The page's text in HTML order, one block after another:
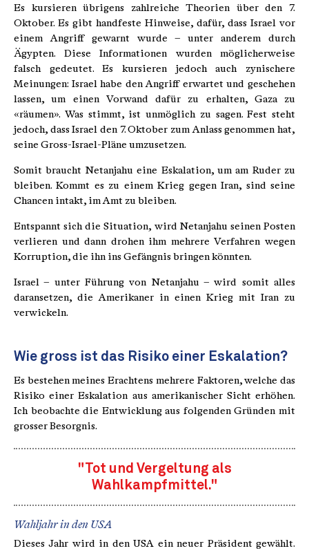
Es kursieren übrigens zahlreiche Theorien über den 7.
Oktober. Es gibt handfeste Hinweise, dafür, dass Israel vor
einem Angriff gewarnt wurde – unter anderem durch
Ägypten. Diese Informationen wurden möglicherweise
falsch gedeutet. Es kursieren jedoch auch zynischere
Meinungen: Israel habe den Angriff erwartet und geschehen
lassen, um einen Vorwand dafür zu erhalten, Gaza zu
«räumen». Was stimmt, ist unmöglich zu sagen. Fest steht
jedoch, dass Israel den 7. Oktober zum Anlass genommen hat,
seine Gross-Israel-Pläne umzusetzen.
Somit braucht Netanjahu eine Eskalation, um am Ruder zu
bleiben. Kommt es zu einem Krieg gegen Iran, sind seine
Chancen intakt, im Amt zu bleiben.
Entspannt sich die Situation, wird Netanjahu seinen Posten
verlieren und dann drohen ihm mehrere Verfahren wegen
Korruption, die ihn ins Gefängnis bringen könnten.
Israel – unter Führung von Netanjahu – wird somit alles
daransetzen, die Amerikaner in einen Krieg mit Iran zu
verwickeln.
Wie gross ist das Risiko einer Eskalation?
Es bestehen meines Erachtens mehrere Faktoren, welche das
Risiko einer Eskalation aus amerikanischer Sicht erhöhen.
Ich beobachte die Entwicklung aus folgenden Gründen mit
grosser Besorgnis.
"Tot und Vergeltung als
Wahlkampfmittel."
Wahljahr in den USA
Dieses Jahr wird in den USA ein neuer Präsident gewählt.